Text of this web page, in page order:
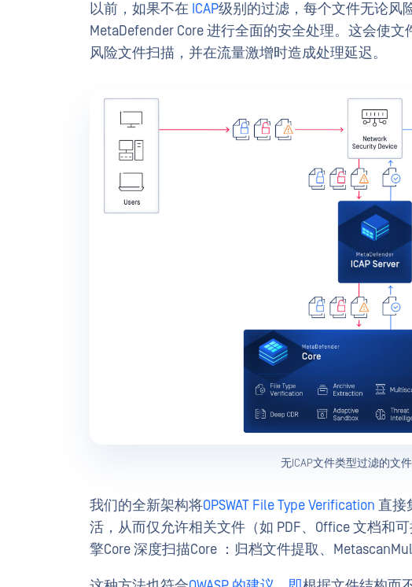
以前，如果不在 ICAP级别的过滤，每个文件无论风
MetaDefender Core 进行全面的安全处理。这会使
风险文件扫描，并在流量激增时造成处理延迟。
无ICAP文件类型过滤的文
我们的全新架构将OPSWAT File Type Verification 直接
活，从而仅允许相关文件（如 PDF、Office 文档和
擎Core 深度扫描Core ：归档文件提取、